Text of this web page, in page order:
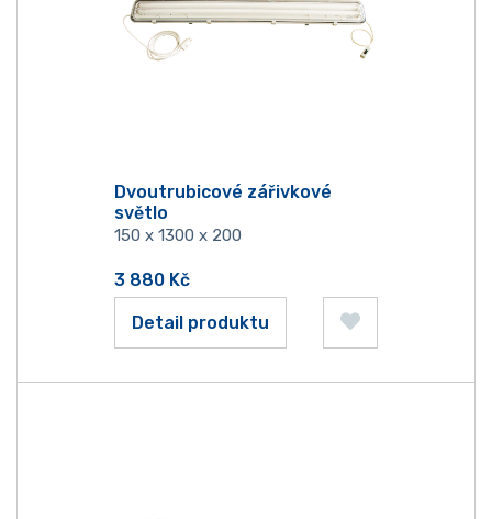
Dvoutrubicové zářivkové
světlo
150 x 1300 x 200
3 880 Kč
Detail produktu